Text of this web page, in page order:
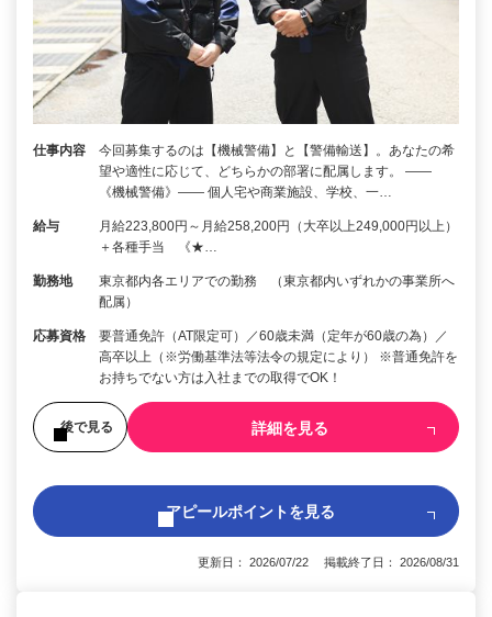
仕事内容
今回募集するのは【機械警備】と【警備輸送】。あなたの希
望や適性に応じて、どちらかの部署に配属します。 ――
《機械警備》―― 個人宅や商業施設、学校、一…
給与
月給223,800円～月給258,200円（大卒以上249,000円以上）
＋各種手当 《★…
勤務地
東京都内各エリアでの勤務 （東京都内いずれかの事業所へ
配属）
応募資格
要普通免許（AT限定可）／60歳未満（定年が60歳の為）／
高卒以上（※労働基準法等法令の規定により） ※普通免許を
お持ちでない方は入社までの取得でOK！
後で見る 詳細を見る
アピールポイントを見る
更新日： 2026/07/22 掲載終了日： 2026/08/31